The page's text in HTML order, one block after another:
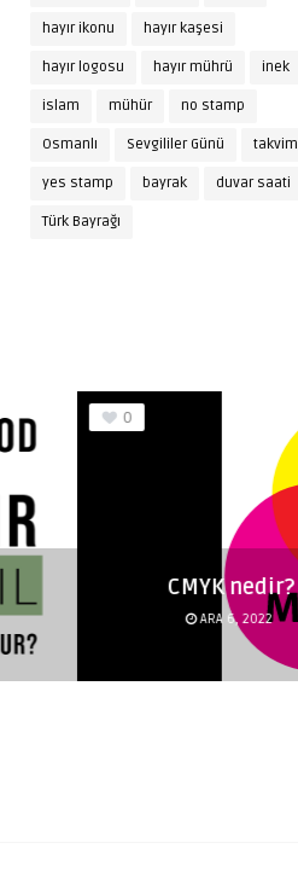
hayır ikonu hayır kaşesi
hayır logosu hayır mührü inek
islam mühür no stamp
Osmanlı Sevgililer Günü takvim
yes stamp bayrak duvar saati
Türk Bayrağı